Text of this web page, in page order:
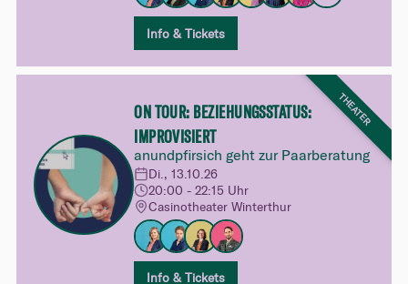
Info & Tickets
THEATER
ON TOUR: BEZIEHUNGSSTATUS:
IMPROVISIERT
anundpfirsich geht zur Paarberatung
Di., 13.10.26
20:00 - 22:15 Uhr
Casinotheater Winterthur
Info & Tickets